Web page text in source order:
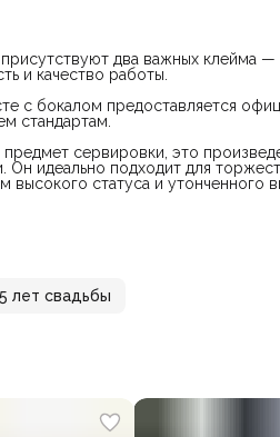
два важных клейма —
и качество работы.
с бокалом предоставляется
стандартам.
сервировки, это
Он идеально подходит для
высокого статуса и утонченного
лет свадьбы